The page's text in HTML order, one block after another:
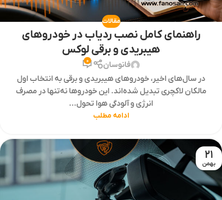
مقالات
راهنمای کامل نصب ردیاب در خودروهای
هیبریدی و برقی لوکس
فانوسان 0
در سال‌های اخیر، خودروهای هیبریدی و برقی به انتخاب اول
مالکان لاکچری تبدیل شده‌اند. این خودروها نه‌تنها در مصرف
انرژی و آلودگی هوا تحول...
ادامه مطلب
21
بهمن